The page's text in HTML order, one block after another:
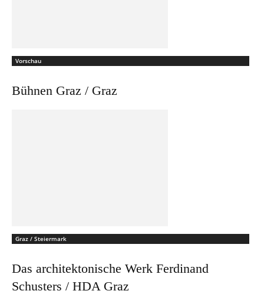
Vorschau
Bühnen Graz / Graz
Graz / Steiermark
Das architektonische Werk Ferdinand
Schusters / HDA Graz